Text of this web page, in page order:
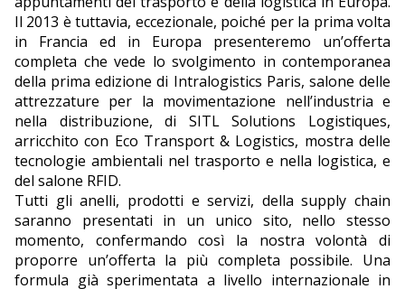
Il 2013 è tuttavia, eccezionale, poiché per la prima volta
in Francia ed in Europa presenteremo un’offerta
completa che vede lo svolgimento in contemporanea
della prima edizione di Intralogistics Paris, salone delle
attrezzature per la movimentazione nell’industria e
nella distribuzione, di SITL Solutions Logistiques,
arricchito con Eco Transport & Logistics, mostra delle
tecnologie ambientali nel trasporto e nella logistica, e
del salone RFID.
Tutti gli anelli, prodotti e servizi, della supply chain
saranno presentati in un unico sito, nello stesso
momento, confermando così la nostra volontà di
proporre un’offerta la più completa possibile. Una
formula già sperimentata a livello internazionale in